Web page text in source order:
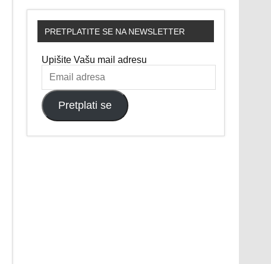
PRETPLATITE SE NA NEWSLETTER
Upišite Vašu mail adresu
Email
adresa
Pretplati se